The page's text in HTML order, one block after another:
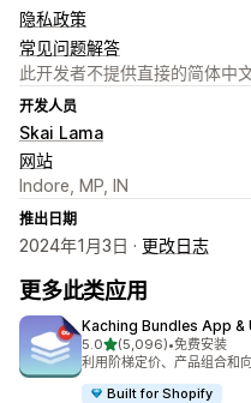
隐私政策
常见问题解答
此开发者不提供直接的简体中文
开发人员
Skai Lama
网站
Indore, MP, IN
推出日期
2024年1月3日 · 更改日志
更多此类应用
Kaching Bundles App &
5.0星（满分 5 星）
(5,096)
总共 5096 条评论
•免费安装
利用阶梯定价、产品组合和
Built for Shopify